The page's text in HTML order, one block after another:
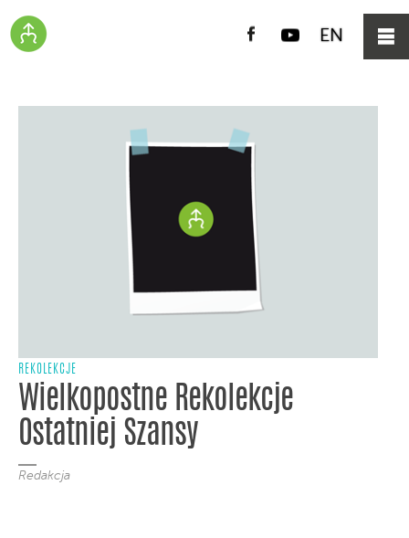
Facebook
YouTube
EN
REKOLEKCJE
Wielkopostne Rekolekcje
Ostatniej Szansy
Redakcja